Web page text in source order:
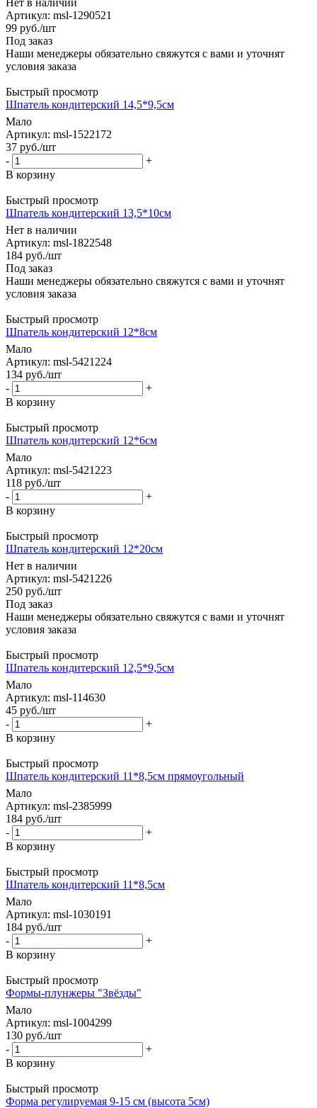
Артикул: msl-1290521
99 руб./шт
Под заказ
Наши менеджеры обязательно свяжутся с вами и уточнят
условия заказа
Быстрый просмотр
Шпатель кондитерский 14,5*9,5см
Мало
Артикул: msl-1522172
37 руб./шт
-
+
В корзину
Быстрый просмотр
Шпатель кондитерский 13,5*10см
Нет в наличии
Артикул: msl-1822548
184 руб./шт
Под заказ
Наши менеджеры обязательно свяжутся с вами и уточнят
условия заказа
Быстрый просмотр
Шпатель кондитерский 12*8см
Мало
Артикул: msl-5421224
134 руб./шт
-
+
В корзину
Быстрый просмотр
Шпатель кондитерский 12*6см
Мало
Артикул: msl-5421223
118 руб./шт
-
+
В корзину
Быстрый просмотр
Шпатель кондитерский 12*20см
Нет в наличии
Артикул: msl-5421226
250 руб./шт
Под заказ
Наши менеджеры обязательно свяжутся с вами и уточнят
условия заказа
Быстрый просмотр
Шпатель кондитерский 12,5*9,5см
Мало
Артикул: msl-114630
45 руб./шт
-
+
В корзину
Быстрый просмотр
Шпатель кондитерский 11*8,5см прямоугольный
Мало
Артикул: msl-2385999
184 руб./шт
-
+
В корзину
Быстрый просмотр
Шпатель кондитерский 11*8,5см
Мало
Артикул: msl-1030191
184 руб./шт
-
+
В корзину
Быстрый просмотр
Формы-плунжеры "Звёзды"
Мало
Артикул: msl-1004299
130 руб./шт
-
+
В корзину
Быстрый просмотр
Форма регулируемая 9-15 см (высота 5см)